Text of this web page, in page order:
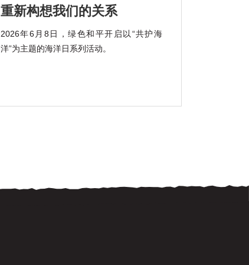
重新构想我们的关系
2026年6月8日，绿色和平开启以“共护海
洋”为主题的海洋日系列活动。